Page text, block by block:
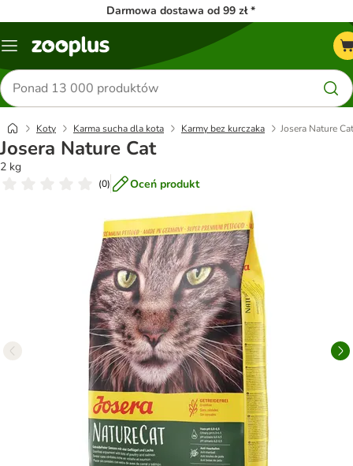
Darmowa dostawa od 99 zł *
Menu
Szukaj
produktów
Koty Karma sucha dla kota Karmy bez kurczaka Josera Nature Cat
Josera Nature Cat
2 kg
(0) Oceń produkt